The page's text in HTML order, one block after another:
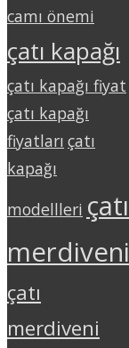
camı önemi
çatı kapağı
çatı kapağı fiyat
çatı kapağı
fiyatları çatı
kapağı
modellleri çatı
merdiveni
çatı
merdiveni